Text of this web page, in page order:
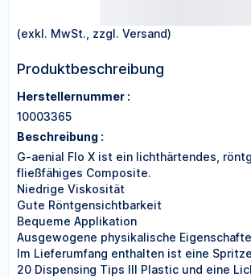
(exkl. MwSt., zzgl. Versand)
Produktbeschreibung
Herstellernummer :
10003365
Beschreibung :
G-aenial Flo X ist ein lichthärtendes,
fließfähiges Composite.
Niedrige Viskosität
Gute Röntgensichtbarkeit
Bequeme Applikation
Ausgewogene physikalische
Im Lieferumfang enthalten ist eine
20 Dispensing Tips III Plastic und eine